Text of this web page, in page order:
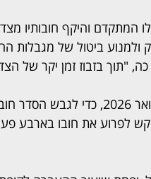
והיקף חובותיו
ביטול של מגבלות
"תוך בזבוז זמן יקר של
השופטת העניקה לאפל ארכה נוספת עד ליום 1
לפרוע את חובו בארבע